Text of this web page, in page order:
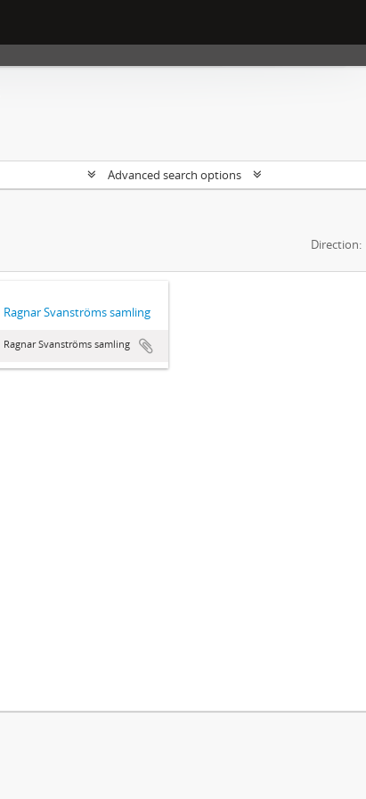
Advanced search options
Direction:
Ragnar Svanströms samling
Ragnar Svanströms samling